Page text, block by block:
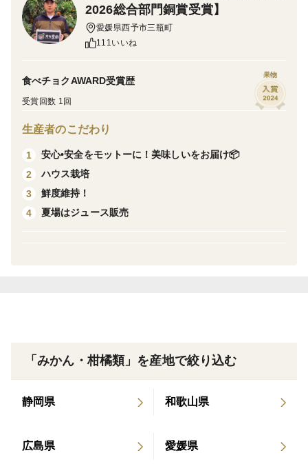
(重さ) 5キロ
（清見）
果汁たっぷりで果肉は柔らかくとろける甘さが特徴の柑
橘になります。
皮が少し硬めなのでみかんと違い、まどんなのように包
丁で切って、カットフルーツにするととても食べやすく
ワックス、防腐剤は一切使用していません。
のなので落としたり、ぶつけたりすると小さな傷から腐
2026総合部門銅賞受賞】
愛媛県西予市三瓶町
111いいね
食べチョクAWARD受賞歴
受賞回数 1回
果物
生産者のこだわり
1
安心•安全をモットーに！美味しいをお届け📦
2
ハウス栽培
3
鮮度維持！
4
夏場はジュース販売
「みかん・柑橘類」を産地で絞り込む
静岡県 和歌山県
広島県 愛媛県